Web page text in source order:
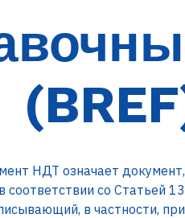
НДТ означает
соответствии со Статьей
в частности,